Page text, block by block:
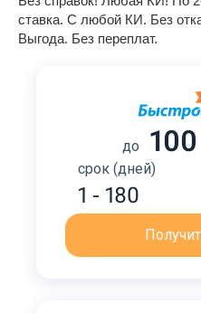
ставка. С любой КИ. Без
Выгода. Без переплат.
до
срок (дней)
1 - 180